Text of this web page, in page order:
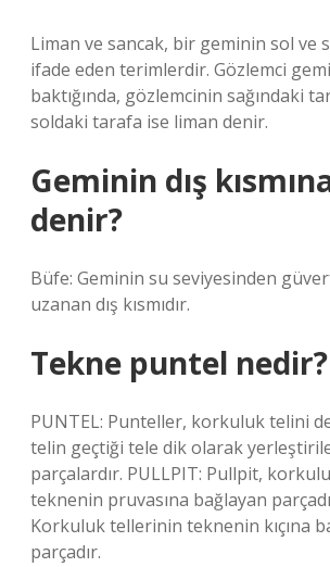
Liman ve sancak, bir geminin sol ve
ifade eden terimlerdir. Gözlemci
baktığında, gözlemcinin sağındaki
soldaki tarafa ise liman denir.
Geminin dış
denir?
Büfe: Geminin su seviyesinden
uzanan dış kısmıdır.
Tekne puntel nedir?
PUNTEL: Punteller, korkuluk telini
telin geçtiği tele dik olarak
parçalardır. PULLPIT: Pullpit,
teknenin pruvasına bağlayan
Korkuluk tellerinin teknenin kıçına
parçadır.